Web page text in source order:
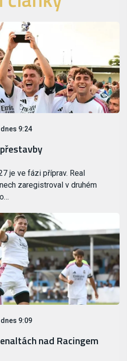
dnes 9:24
je ve fázi příprav. Real
zaregistroval v druhém
dnes 9:09
nad Racingem